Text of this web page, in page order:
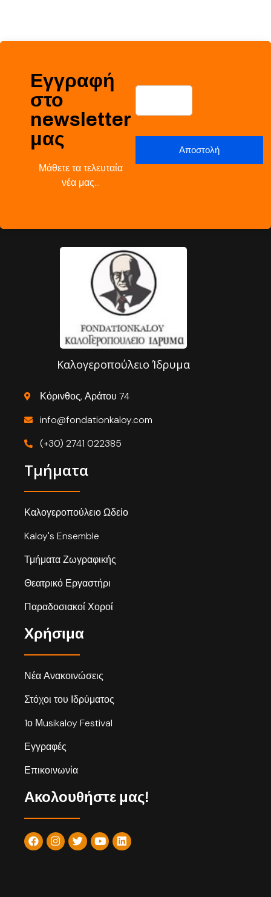
Εγγραφή
στο
newsletter
μας
Μάθετε τα τελευταία
νέα μας…
Καλογεροπούλειο Ίδρυμα
Κόρινθος, Αράτου 74
info@fondationkaloy.com
(+30) 2741 022385
Τμήματα
Καλογεροπούλειο Ωδείο
Kaloy's Ensemble
Τμήματα Ζωγραφικής
Θεατρικό Εργαστήρι
Παραδοσιακοί Χοροί
Χρήσιμα
Νέα Ανακοινώσεις
Στόχοι του Ιδρύματος
1ο Μusikaloy Festival
Εγγραφές
Επικοινωνία
Ακολουθήστε μας!